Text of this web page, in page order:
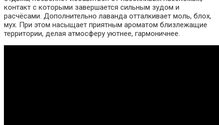
контакт с которыми завершается сильным зудом и
расчёсами. Дополнительно лаванда отталкивает моль, блох,
мух. При этом насыщает приятным ароматом близлежащие
территории, делая атмосферу уютнее, гармоничнее.